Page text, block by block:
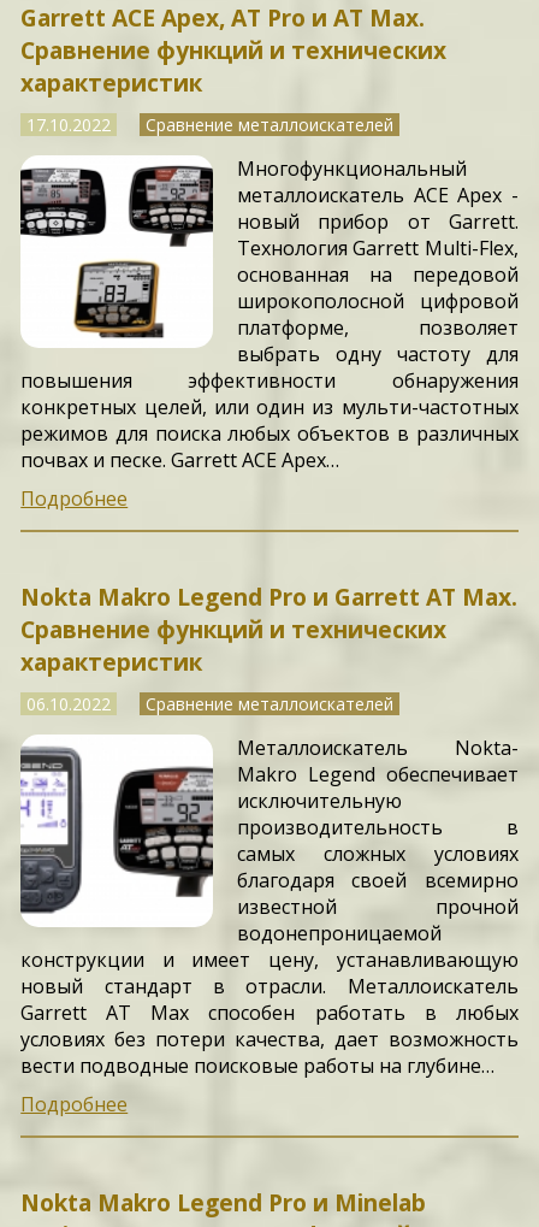
Garrett ACE Apex, AT Pro и AT Max.
Сравнение функций и технических
характеристик
17.10.2022 Сравнение металлоискателей
Многофункциональный
металлоискатель ACE Apex -
новый прибор от Garrett.
Технология Garrett Multi-Flex,
основанная на передовой
широкополосной цифровой
платформе, позволяет
выбрать одну частоту для
повышения эффективности обнаружения
конкретных целей, или один из мульти-частотных
режимов для поиска любых объектов в различных
почвах и песке. Garrett ACE Apex…
Подробнее
Nokta Makro Legend Pro и Garrett AT Max.
Сравнение функций и технических
характеристик
06.10.2022 Сравнение металлоискателей
Металлоискатель Nokta-
Makro Legend обеспечивает
исключительную
производительность в
самых сложных условиях
благодаря своей всемирно
известной прочной
водонепроницаемой
конструкции и имеет цену, устанавливающую
новый стандарт в отрасли. Металлоискатель
Garrett AT Max способен работать в любых
условиях без потери качества, дает возможность
вести подводные поисковые работы на глубине…
Подробнее
Nokta Makro Legend Pro и Minelab